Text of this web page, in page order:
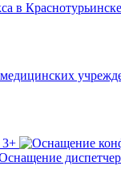
3+